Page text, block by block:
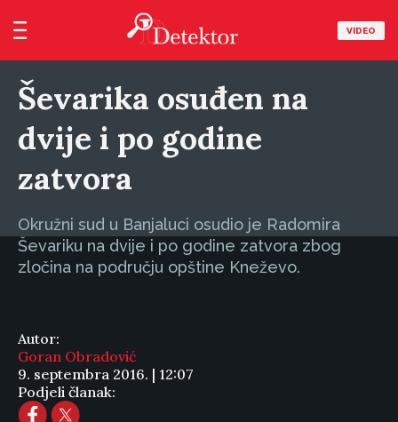
VIDEO
Ševarika osuđen na
dvije i po godine
zatvora
Okružni sud u Banjaluci osudio je Radomira
Ševariku na dvije i po godine zatvora zbog
zločina na području opštine Kneževo.
Autor:
Goran Obradović
9. septembra 2016. | 12:07
Podjeli članak: